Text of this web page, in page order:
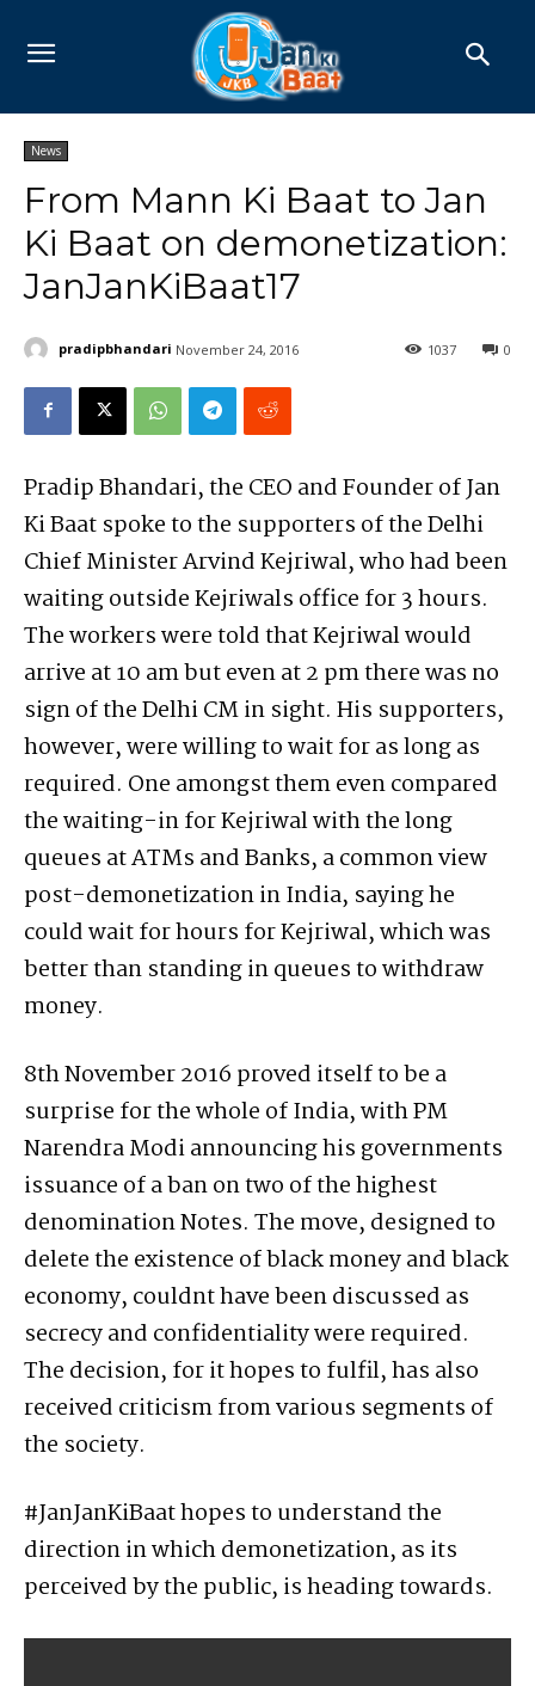
News
From Mann Ki Baat to Jan
Ki Baat on demonetization:
JanJanKiBaat17
pradipbhandari November 24, 2016 0
1037
Pradip Bhandari, the CEO and Founder of Jan
Ki Baat spoke to the supporters of the Delhi
Chief Minister Arvind Kejriwal, who had been
waiting outside Kejriwals office for 3 hours.
The workers were told that Kejriwal would
arrive at 10 am but even at 2 pm there was no
sign of the Delhi CM in sight. His supporters,
however, were willing to wait for as long as
required. One amongst them even compared
the waiting-in for Kejriwal with the long
queues at ATMs and Banks, a common view
post-demonetization in India, saying he
could wait for hours for Kejriwal, which was
better than standing in queues to withdraw
money.
8th November 2016 proved itself to be a
surprise for the whole of India, with PM
Narendra Modi announcing his governments
issuance of a ban on two of the highest
denomination Notes. The move, designed to
delete the existence of black money and black
economy, couldnt have been discussed as
secrecy and confidentiality were required.
The decision, for it hopes to fulfil, has also
received criticism from various segments of
the society.
#JanJanKiBaat hopes to understand the
direction in which demonetization, as its
perceived by the public, is heading towards.